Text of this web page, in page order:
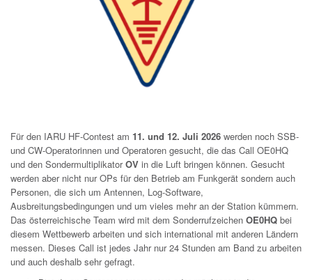
Für den IARU HF-Contest am 11. und 12. Juli 2026 werden noch SSB-
und CW-Operatorinnen und Operatoren gesucht, die das Call OE0HQ
und den SondermultiplikatorOV in die Luft bringen können. Gesucht
werden aber nicht nur OPs für den Betrieb am Funkgerät sondern auch
Personen, die sich um Antennen, Log-Software,
Ausbreitungsbedingungen und um vieles mehr an der Station kümmern.
Das österreichische Team wird mit dem Sonderrufzeichen OE0HQ bei
diesem Wettbewerb arbeiten und sich international mit anderen Ländern
messen. Dieses Call ist jedes Jahr nur 24 Stunden am Band zu arbeiten
und auch deshalb sehr gefragt.